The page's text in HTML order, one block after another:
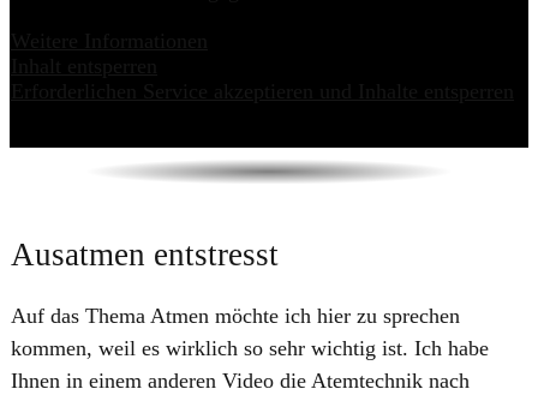
Ausatmen entstresst
Auf das Thema Atmen möchte ich hier zu sprechen
kommen, weil es wirklich so sehr wichtig ist. Ich habe
Ihnen in einem anderen Video die Atemtechnik nach